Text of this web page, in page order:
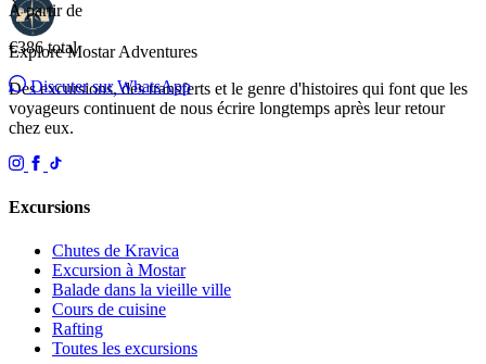
À partir de
€386total
Discuter sur WhatsApp
Explore MostarAdventures
Des excursions, des transferts et le genre d'histoires qui font que les
voyageurs continuent de nous écrire longtemps après leur retour
chez eux.
Excursions
Chutes de Kravica
Excursion à Mostar
Balade dans la vieille ville
Cours de cuisine
Rafting
Toutes les excursions